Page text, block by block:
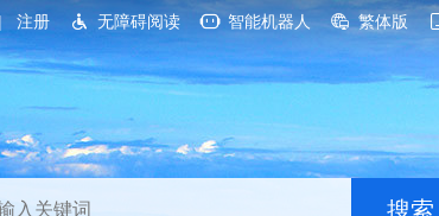
注册 无障碍阅读 智能机器人 繁体版